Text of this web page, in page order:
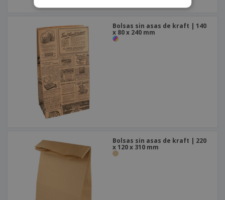
Bolsas sin asas de kraft | 140
x 80 x 240 mm
Bolsas sin asas de kraft | 220
x 120 x 310 mm